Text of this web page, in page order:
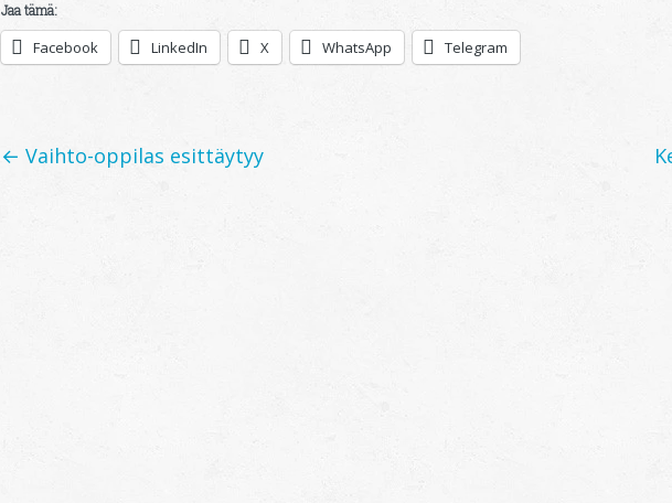
Jaa tämä:
Facebook LinkedIn X WhatsApp Telegram
Posts
← Vaihto-oppilas esittäytyy